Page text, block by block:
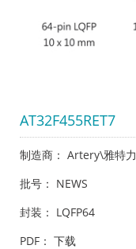
AT32F455RET7
制造商： Artery\雅特力
批号： NEWS
封装： LQFP64
PDF： 下载